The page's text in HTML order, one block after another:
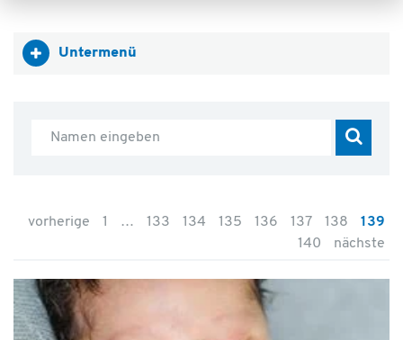
Ihr Aufenthalt
Untermenü
vorherige 1 … 133 134 135 136 137 138
139
140
nächste